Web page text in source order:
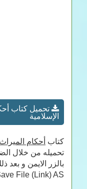
تحميل كتاب
الإسلامية
كتاب أحكام
تحميله من خلال
File (Link) AS